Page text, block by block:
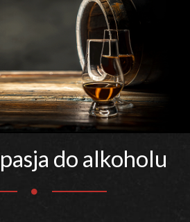
do alkoholu